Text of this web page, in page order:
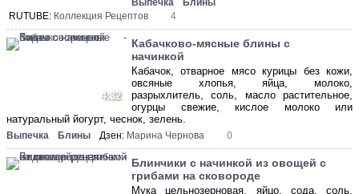
Выпечка
Блины
RUTUBE: Коллекция Рецептов 4
4:32
Кабачково-мясные блины с
начинкой
Кабачок, отварное мясо курицы без кожи,
овсяные хлопья, яйца, молоко,
разрыхлитель, соль, масло растительное,
огурцы свежие, кислое молоко или
натуральный йогурт, чеснок, зелень.
Выпечка Блины Дзен: Марина Чернова 0
Блинчики с начинкой из овощей с
грибами на сковороде
Мука цельнозерновая, яйцо, сода, соль,